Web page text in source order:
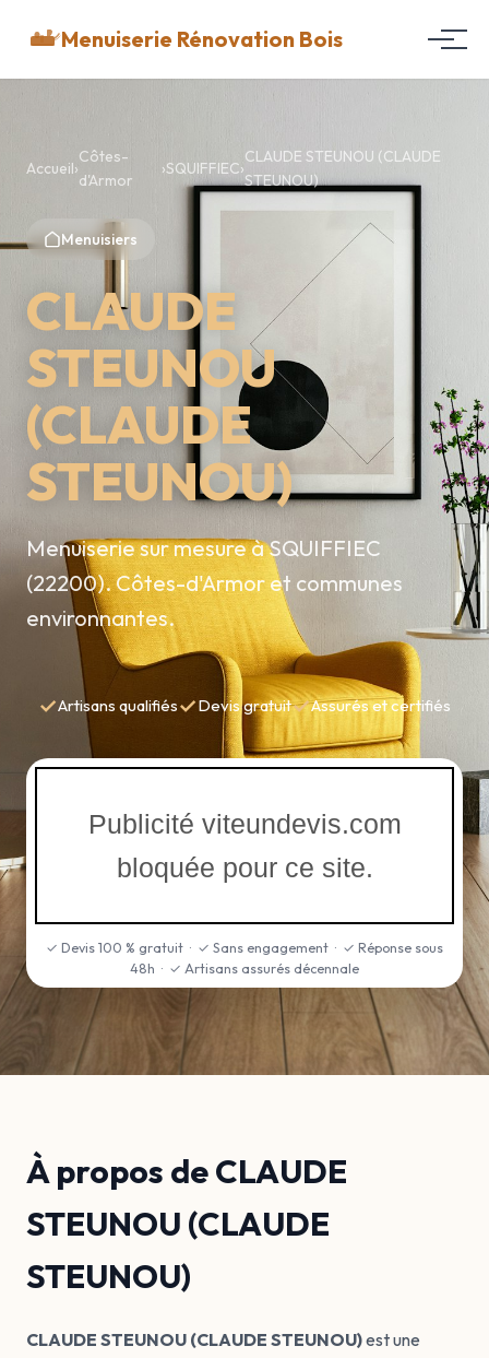
Menuiserie Rénovation Bois
Accueil›
Côtes-
d'Armor
›SQUIFFIEC›
CLAUDE STEUNOU (CLAUDE
STEUNOU)
Menuisiers
CLAUDE
STEUNOU
(CLAUDE
STEUNOU)
Menuiserie sur mesure à SQUIFFIEC
(22200). Côtes-d'Armor et communes
environnantes.
✓Artisans qualifiés✓Devis gratuit✓Assurés et certifiés
Publicité viteundevis.com
bloquée pour ce site.
✓ Devis 100 % gratuit · ✓ Sans engagement · ✓ Réponse sous
48h · ✓ Artisans assurés décennale
À propos de CLAUDE
STEUNOU (CLAUDE
STEUNOU)
CLAUDE STEUNOU (CLAUDE STEUNOU)est une